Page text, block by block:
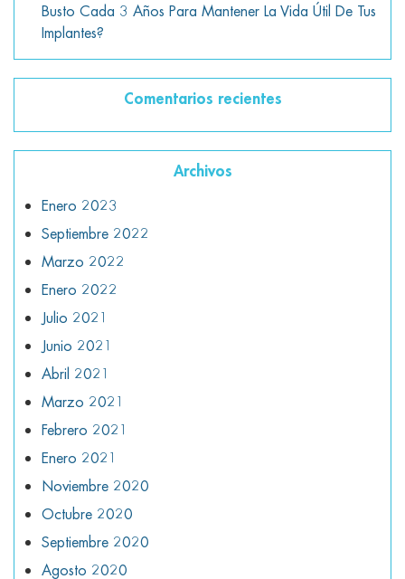
Busto Cada 3 Años Para Mantener La Vida Útil De Tus
Implantes?
Comentarios recientes
Archivos
Enero 2023
Septiembre 2022
Marzo 2022
Enero 2022
Julio 2021
Junio 2021
Abril 2021
Marzo 2021
Febrero 2021
Enero 2021
Noviembre 2020
Octubre 2020
Septiembre 2020
Agosto 2020